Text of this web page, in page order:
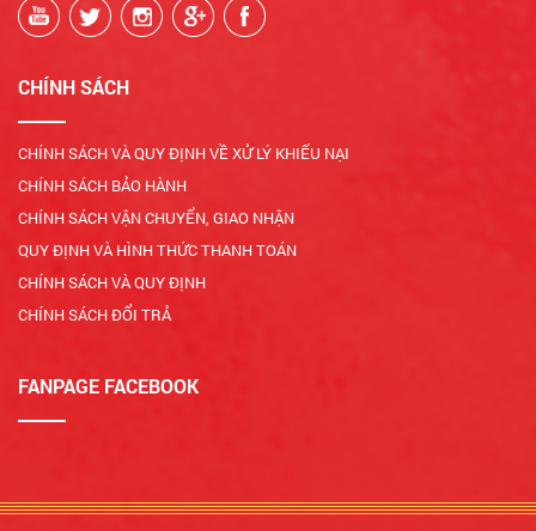
CHÍNH SÁCH
CHÍNH SÁCH VÀ QUY ĐỊNH VỀ XỬ LÝ KHIẾU NẠI
CHÍNH SÁCH BẢO HÀNH
CHÍNH SÁCH VẬN CHUYỂN, GIAO NHẬN
QUY ĐỊNH VÀ HÌNH THỨC THANH TOÁN
CHÍNH SÁCH VÀ QUY ĐỊNH
CHÍNH SÁCH ĐỔI TRẢ
FANPAGE FACEBOOK